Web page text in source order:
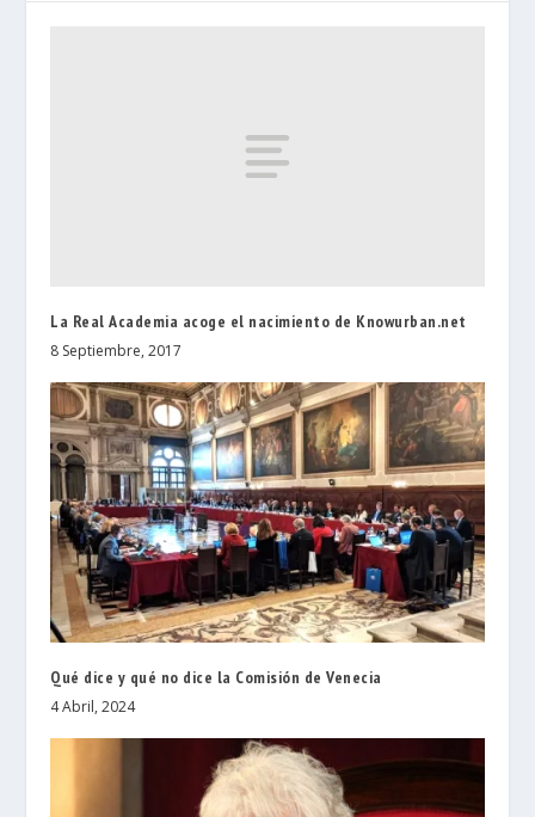
La Real Academia acoge el nacimiento de Knowurban.net
8 Septiembre, 2017
Qué dice y qué no dice la Comisión de Venecia
4 Abril, 2024